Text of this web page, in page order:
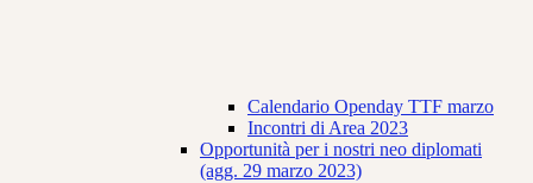
Calendario Openday TTF marzo
Incontri di Area 2023
Opportunità per i nostri neo diplomati
(agg. 29 marzo 2023)